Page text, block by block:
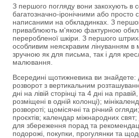
З першого погляду вони закохують в
багатозначно-іронічними або
написаними на обкладинках. З
приваблюють м'якою фактурною
переробленої шкіри. З першого
особливим неяскравим лінуванням в
зручною як для письма, так і для
малювання.
Всередині щотижневика ви знайдете:
розворот з вертикальним
дні на лівій сторінці та 4 дні на
розміщені в одній колонці);
розвороті; щомісячні та річний
проєктів; календар міжнародних
для збереження порад та
подорожі, покупки, прогулянки та